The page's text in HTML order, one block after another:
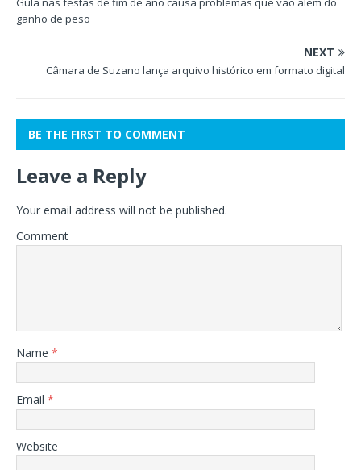
ganho de peso
NEXT
Câmara de Suzano lança arquivo histórico em formato digital
BE THE FIRST TO COMMENT
Leave a Reply
Your email address will not be published.
Comment
Name *
Email *
Website